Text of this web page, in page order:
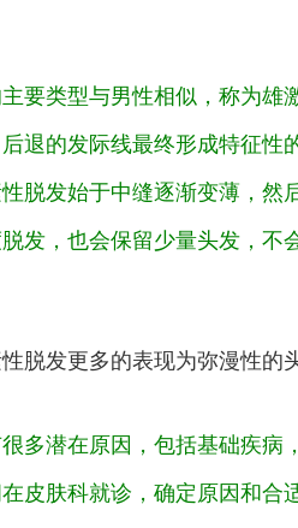
要类型与男性相似，称为雄
退的发际线最终形成特征性
脱发始于中缝逐渐变薄，然
发，也会保留少量头发，不
脱发更多的表现为弥漫性的
多潜在原因，包括基础疾病
皮肤科就诊，确定原因和合